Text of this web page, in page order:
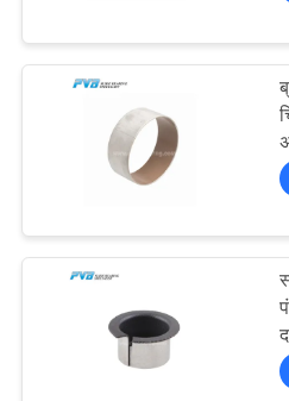
मामले
POLICY
पोम बुशिंग
बाईमेटल बुशिंग